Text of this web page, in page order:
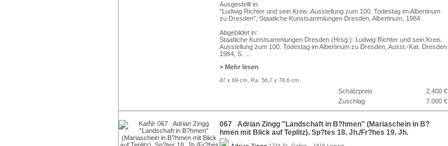
Ausgestellt in:
"Ludwig Richter und sein Kreis. Ausstellung zum 100. Todestag im Albertinum
zu Dresden", Staatliche Kunstsammlungen Dresden, Albertinum, 1984.
Abgebildet in:
Staatliche Kunstsammlungen Dresden (Hrsg.): Ludwig Richter und sein Kreis.
Ausstellung zum 100. Todestag im Albertinum zu Dresden, Ausst.-Kat. Dresden
1984, S.
> Mehr lesen
47 x 69 cm, Ra. 56,7 x 78,6 cm.
Schätzpreis
2.400 €
Zuschlag
7.000 €
067 Adrian Zingg "Landschaft in B?hmen" (Mariaschein in B?
hmen mit Blick auf Teplitz). Sp?tes 18. Jh./Fr?hes 19. Jh.